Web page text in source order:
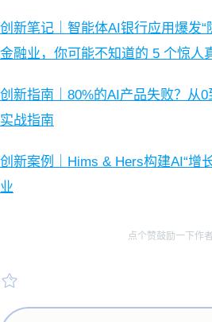
创新笔记｜智能体AI银行应用爆发“
金融业，你可能不知道的 5 个惊人
创新指南｜80%的AI产品失败？从
实战指南
创新案例｜Hims & Hers构建AI“增
业
点个赞鼓励一下作